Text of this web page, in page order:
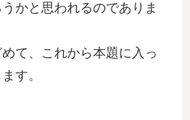
かと思われるのでありま
て、これから本題に入っ
す。